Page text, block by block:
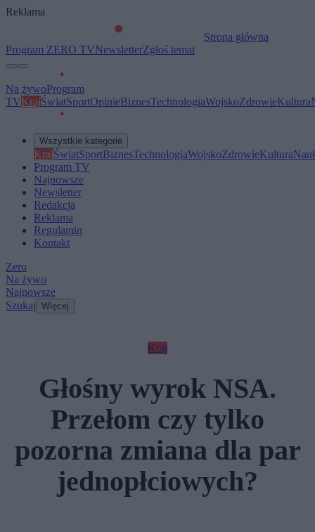
Reklama
Strona główna
Program ZERO TVNewsletterZgłoś temat
Na żywoProgram
TVKrajŚwiatSportOpinieBiznesTechnologiaWojskoZdrowieKultura
Wszystkie kategorie
KrajŚwiatSportBiznesTechnologiaWojskoZdrowieKultura
Program TV
Najnowsze
Newsletter
Redakcja
Reklama
Regulamin
Kontakt
Zero
Na żywo
Najnowsze
Szukaj Więcej
Kraj
Głośny wyrok NSA.
Przełom czy tylko
pozorna zmiana dla par
jednopłciowych?